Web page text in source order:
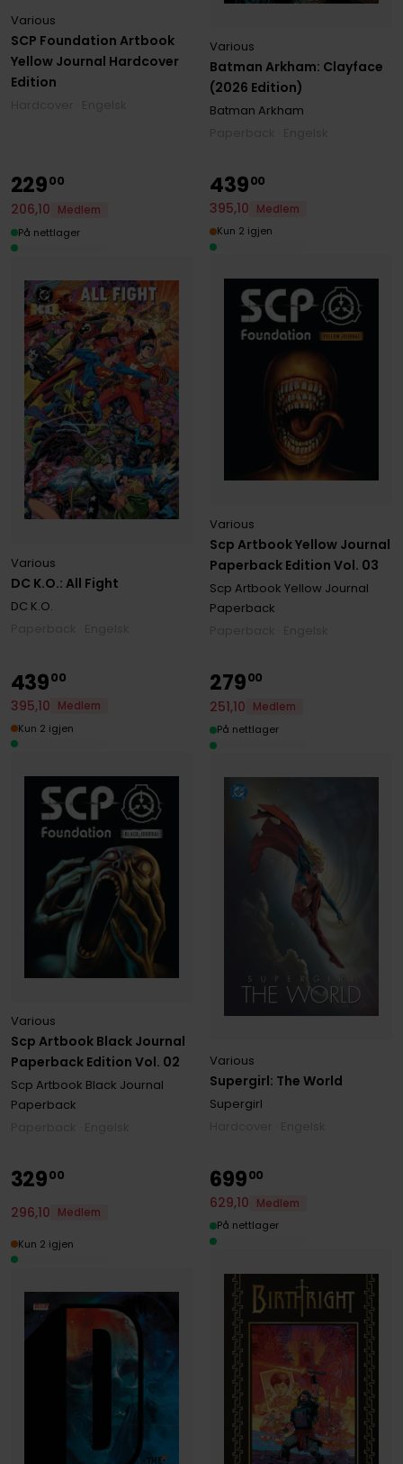
SCP Foundation Artbook
Yellow Journal Hardcover
Edition
Various
Batman Arkham: Clayface
(2026 Edition)
Various
Batman Arkham
DC K.O.: All Fight
Various
DC K.O.
22900
206,10
Medlem
På nettlager
Scp Artbook Yellow Journal
Paperback Edition Vol. 03
Various
Scp Artbook Yellow Journal
Paperback
43900
395,10
Medlem
Kun 2 igjen
Scp Artbook Black Journal
Paperback Edition Vol. 02
Various
Scp Artbook Black Journal
Paperback
43900
395,10
Medlem
Kun 2 igjen
Supergirl: The World
Various
Supergirl
27900
251,10
Medlem
På nettlager
32900
296,10 Medlem
Kun 2 igjen
69900
629,10
Medlem
På nettlager